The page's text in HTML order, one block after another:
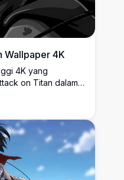
Wallpaper 4K
4K yang
on Titan dalam
dan
dramatis yang